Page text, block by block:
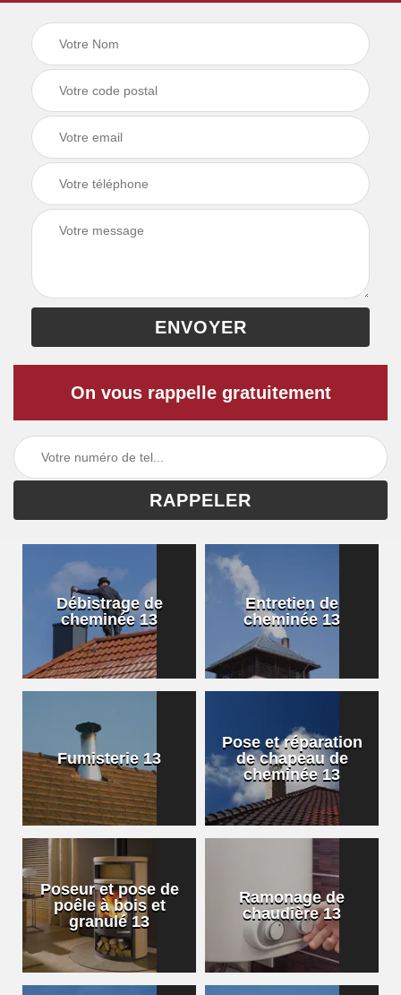
On vous rappelle gratuitement
Débistrage de
cheminée 13
Entretien de
cheminée 13
Fumisterie 13
Pose et réparation
de chapeau de
cheminée 13
Poseur et pose de
poêle à bois et
granulé 13
Ramonage de
chaudière 13